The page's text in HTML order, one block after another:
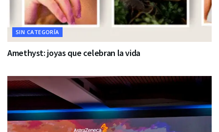
SIN CATEGORÍA
Amethyst: joyas que celebran la vida